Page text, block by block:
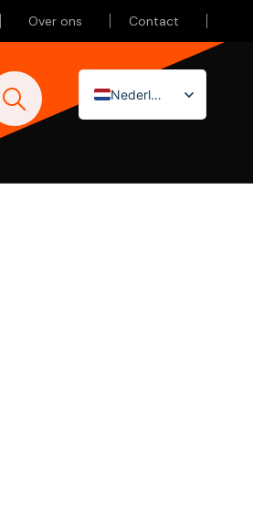
Over ons Contact
Nederlands
English (UK)